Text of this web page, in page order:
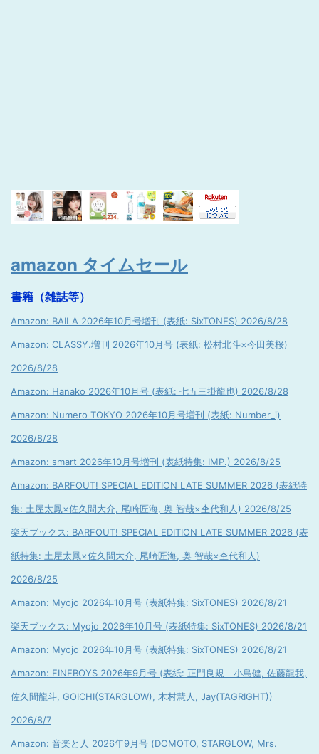
amazon タイムセール
書籍（雑誌等）
Amazon: BAILA 2026年10月号増刊 (表紙: SixTONES) 2026/8/28
Amazon: CLASSY.増刊 2026年10月号 (表紙: 松村北斗×今田美桜)
2026/8/28
Amazon: Hanako 2026年10月号 (表紙: 七五三掛龍也) 2026/8/28
Amazon: Numero TOKYO 2026年10月号増刊 (表紙: Number_i)
2026/8/28
Amazon: smart 2026年10月号増刊 (表紙特集: IMP.) 2026/8/25
Amazon: BARFOUT! SPECIAL EDITION LATE SUMMER 2026 (表紙特
集: 土屋太鳳×佐久間大介, 尾崎匠海, 奥 智哉×杢代和人) 2026/8/25
楽天ブックス: BARFOUT! SPECIAL EDITION LATE SUMMER 2026 (表
紙特集: 土屋太鳳×佐久間大介, 尾崎匠海, 奥 智哉×杢代和人)
2026/8/25
Amazon: Myojo 2026年10月号 (表紙特集: SixTONES) 2026/8/21
楽天ブックス: Myojo 2026年10月号 (表紙特集: SixTONES) 2026/8/21
Amazon: Myojo 2026年10月号 (表紙特集: SixTONES) 2026/8/21
Amazon: FINEBOYS 2026年9月号 (表紙: 正門良規 小島健, 佐藤龍我,
佐久間龍斗, GOICHI(STARGLOW), 木村慧人, Jay(TAGRIGHT))
2026/8/7
Amazon: 音楽と人 2026年9月号 (DOMOTO, STARGLOW, Mrs.